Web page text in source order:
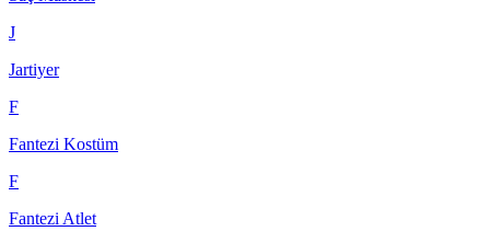
J
Jartiyer
F
Fantezi Kostüm
F
Fantezi Atlet